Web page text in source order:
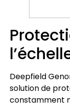
Deepfield
solution de
constamment